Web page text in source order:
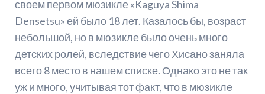
своем первом мюзикле «Kaguya Shima
Densetsu» ей было 18 лет. Казалось бы, возраст
небольшой, но в мюзикле было очень много
детских ролей, вследствие чего Хисано заняла
всего 8 место в нашем списке. Однако это не так
уж и много, учитывая тот факт, что в мюзикле